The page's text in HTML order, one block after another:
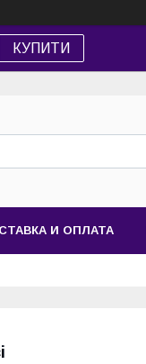
КУПИТИ
И ОПЛАТА